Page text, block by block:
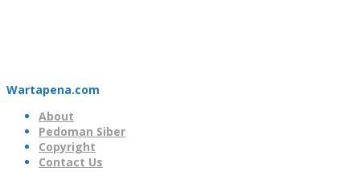
Wartapena.com
About
Pedoman Siber
Copyright
Contact Us